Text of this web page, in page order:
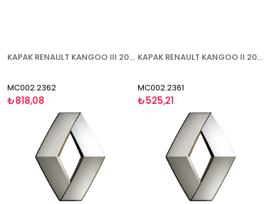
KAPAK RENAULT KANGOO III 2008-2013 ASTARLI SOL
MC002.2362
₺818,08
KAPAK RENAULT KANGOO II 2003-2007 SAĞ
MC002.2361
₺525,21